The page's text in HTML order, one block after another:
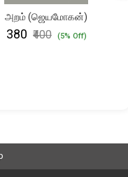
அறம் (ஜெயமோகன்)
₹380 ₹400 (5% Off)